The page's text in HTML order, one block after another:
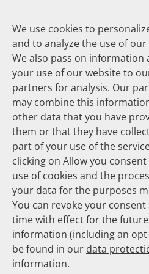
Homepage News News
10.11.2025
(ABDA) Dr. Hans-Peter
Vorstandsvorsitzender
28.10.2025
(PZ) Inhalator-Umstellung:
drastisch gesenkt werden
15.10.2025
(PZ) Koronare Herzerkrankung
Medikamente zu selten
03.10.2025
(DAZ) Arzneimittelversorgung
Gemeinsamkeiten und
01.10.2025
(ABDA) Ärzte
nicht
Arzneimittel vor
Erkältung
12.02.2016— ABDA -
Apothekerverbände
We use cookies to
and to analyze the use of our
We also pass on information
your use of our website to
partners for analysis. Our
may combine this
other data that you have
them or that they have
part of your use of the
clicking on Allow you
use of cookies and the
your data for the purposes
You can revoke your consent
time with effect for the
information (including an
be found in our data
information.